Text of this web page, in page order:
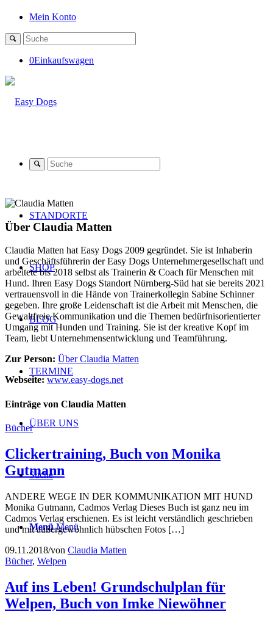
Mein Konto
0Einkaufswagen
STANDORTE
SHOP
BLOG
TERMINE
ÜBER UNS
Suche
Menü Menü
Über Claudia Matten
Claudia Matten hat Easy Dogs 2009 gegründet. Sie ist Inhaberin
und Geschäftsführerin der Easy Dogs Unternehmergesellschaft und
arbeitete bis 2018 selbst als Trainerin & Coach für Menschen mit
Hund. Ihren Easy Dogs Standort Nürnberg-Süd hat sie bereits 2021
vertrauensvoll in die Hände von Trainerkollegin Sabine Schinner
gegeben. Ihre große Leidenschaft ist die Arbeit mit Menschen, die
Gewaltfreie Kommunikation und die Themen bedürfnisorientierter
Umgang mit Hunden und Training. Sie ist der kreative Kopf im
Team, liebt Unternehmensentwicklung und Teamführung.
Zur Person: Über Claudia Matten
Webseite: www.easy-dogs.net
Einträge von Claudia Matten
Bücher
Clickertraining, Buch von Monika
Gutmann
ANDERE WEGE IN DER KOMMUNIKATION MIT HUND
Monika Gutmann, Cadmos Verlag Dieses Buch ist ganz neu im
Cadmos Verlag erschienen. Es ist leicht verständlich geschrieben
und mit außergewöhnlich hübschen Fotos […]
09.11.2018/von Claudia Matten
Bücher, Welpen
Auf ins Leben! Grundschulplan für
Welpen, Buch von Imke Niewöhner